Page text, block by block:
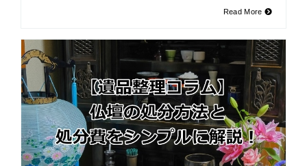
Read More